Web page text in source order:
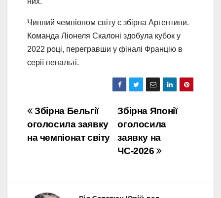
Чинний чемпіоном світу є збірна Аргентини.
Команда Ліонеля Скалоні здобула кубок у
2022 році, перегравши у фіналі Францію в
серії пенальті.
Навігація
записів
Збірна Японії
оголосила
заявку на
ЧС-2026
Збірна Бельгії
оголосила заявку
на чемпіонат світу